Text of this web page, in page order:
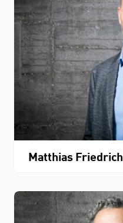
Matthias Friedrich